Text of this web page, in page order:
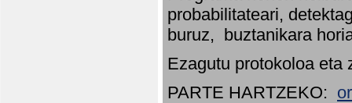
probabilitateari,
buruz, buztanikara
Ezagutu protokoloa eta
PARTE HARTZEKO: